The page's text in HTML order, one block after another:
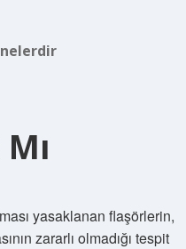
yasaklanan flaşörlerin,
zararlı olmadığı tespit